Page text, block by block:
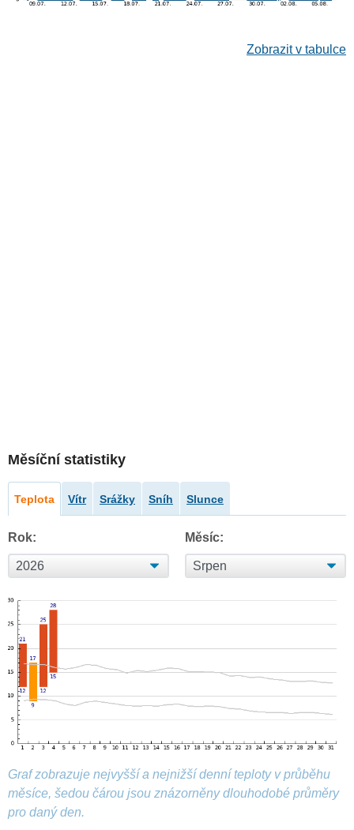
Zobrazit v tabulce
Měsíční statistiky
Teplota Vítr Srážky Sníh Slunce
Rok: Měsíc:
Graf zobrazuje nejvyšší a nejnižší denní teploty v průběhu
měsíce, šedou čárou jsou znázorněny dlouhodobé průměry
pro daný den.